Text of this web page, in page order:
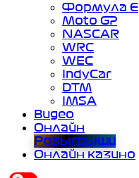
Формула Е
Moto GP
NASCAR
WRC
WEC
IndyCar
DTM
IMSA
Видео
Онлайн
Розыгрыши
Онлайн казино